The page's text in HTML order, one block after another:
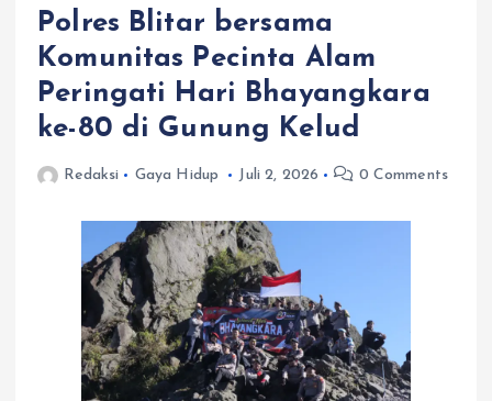
Polres Blitar bersama
Komunitas Pecinta Alam
Peringati Hari Bhayangkara
ke-80 di Gunung Kelud
Redaksi Gaya Hidup Juli 2, 2026 0 Comments